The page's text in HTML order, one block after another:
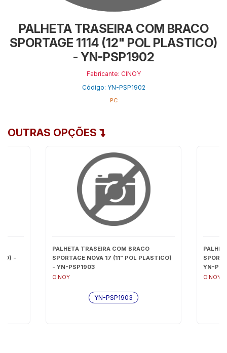
PALHETA TRASEIRA COM BRACO
SPORTAGE 1114 (12" POL PLASTICO)
- YN-PSP1902
Fabricante: CINOY
Código: YN-PSP1902
PC
OUTRAS OPÇÕES
-
PALHETA TRASEIRA COM BRACO
SPORTAGE NOVA 17 (11" POL PLASTICO)
- YN-PSP1903
CINOY
YN-PSP1903
YN-
CINOY